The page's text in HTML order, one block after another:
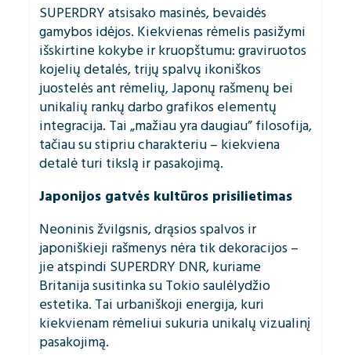
SUPERDRY atsisako masinės, bevaidės
gamybos idėjos. Kiekvienas rėmelis pasižymi
išskirtine kokybe ir kruopštumu: graviruotos
kojelių detalės, trijų spalvų ikoniškos
juostelės ant rėmelių, Japonų rašmenų bei
unikalių rankų darbo grafikos elementų
integracija. Tai „mažiau yra daugiau” filosofija,
tačiau su stipriu charakteriu – kiekviena
detalė turi tikslą ir pasakojimą.
Japonijos gatvės kultūros prisilietimas
Neoninis žvilgsnis, drąsios spalvos ir
japoniškieji rašmenys nėra tik dekoracijos –
jie atspindi SUPERDRY DNR, kuriame
Britanija susitinka su Tokio saulėlydžio
estetika. Tai urbaniškoji energija, kuri
kiekvienam rėmeliui sukuria unikalų vizualinį
pasakojimą.